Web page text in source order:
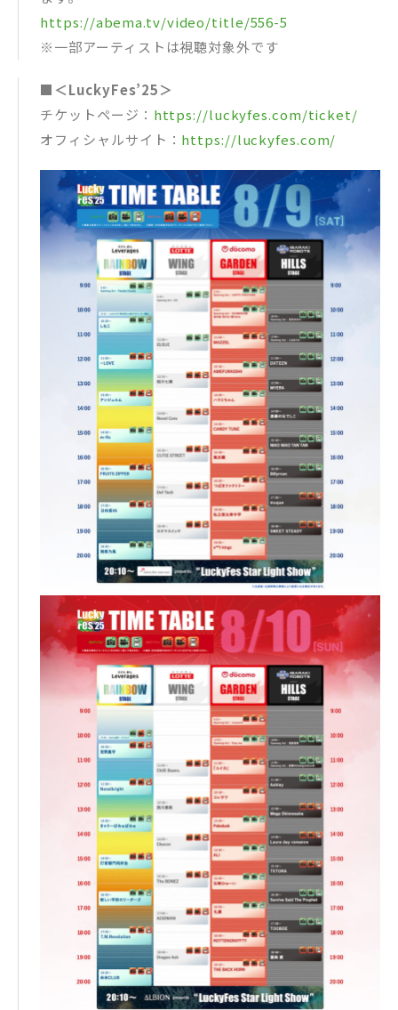
https://abema.tv/video/title/556-5
※一部アーティストは視聴対象外です
■＜LuckyFes’25＞
チケットページ： https://luckyfes.com/ticket/
オフィシャルサイト： https://luckyfes.com/